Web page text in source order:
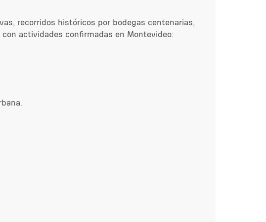
recorridos históricos por bodegas centenarias,
actividades confirmadas en Montevideo: